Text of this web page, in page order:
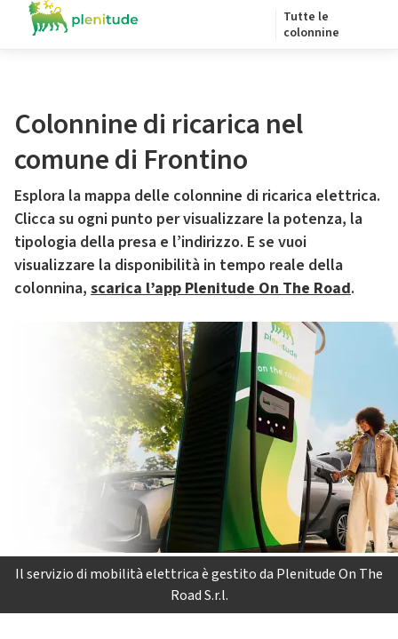
Tutte le
colonnine
Colonnine di ricarica nel
comune di Frontino
Esplora la mappa delle colonnine di ricarica elettrica.
Clicca su ogni punto per visualizzare la potenza, la
tipologia della presa e l’indirizzo. E se vuoi
visualizzare la disponibilità in tempo reale della
colonnina, scarica l’app Plenitude On The Road.
Il servizio di mobilità elettrica è gestito da Plenitude On The
Road S.r.l.